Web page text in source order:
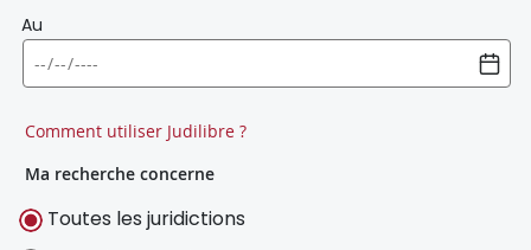
Au
Comment utiliser Judilibre ?
Ma recherche concerne
Toutes les juridictions